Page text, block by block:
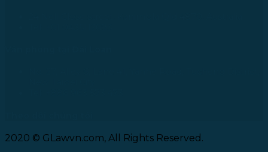
2020 © GLawvn.com, All Rights Reserved.